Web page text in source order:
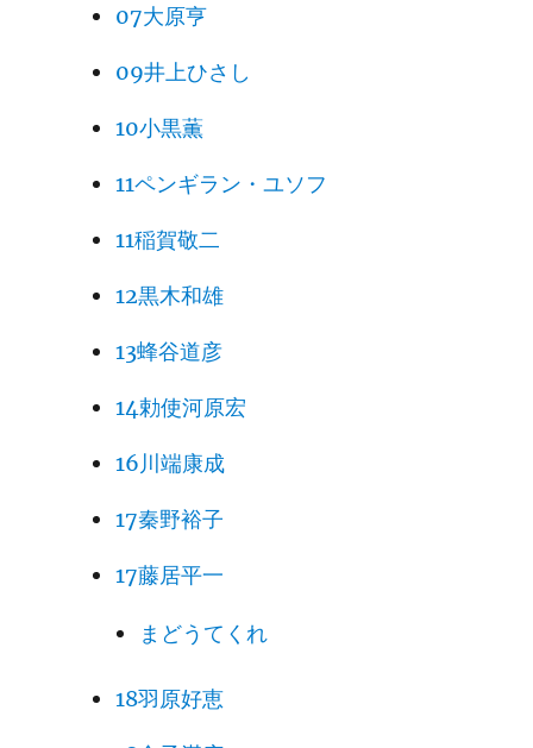
07大原亨
09井上ひさし
10小黒薫
11ペンギラン・ユソフ
11稲賀敬二
12黒木和雄
13蜂谷道彦
14勅使河原宏
16川端康成
17秦野裕子
17藤居平一
まどうてくれ
18羽原好恵